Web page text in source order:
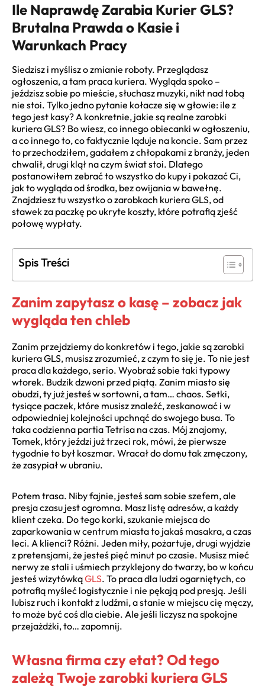
Ile Naprawdę Zarabia Kurier GLS?
Brutalna Prawda o Kasie i
Warunkach Pracy
Siedzisz i myślisz o zmianie roboty. Przeglądasz
ogłoszenia, a tam praca kuriera. Wygląda spoko –
jeździsz sobie po mieście, słuchasz muzyki, nikt nad tobą
nie stoi. Tylko jedno pytanie kołacze się w głowie: ile z
tego jest kasy? A konkretnie, jakie są realne zarobki
kuriera GLS? Bo wiesz, co innego obiecanki w ogłoszeniu,
a co innego to, co faktycznie ląduje na koncie. Sam przez
to przechodziłem, gadałem z chłopakami z branży, jeden
chwalił, drugi klął na czym świat stoi. Dlatego
postanowiłem zebrać to wszystko do kupy i pokazać Ci,
jak to wygląda od środka, bez owijania w bawełnę.
Znajdziesz tu wszystko o zarobkach kuriera GLS, od
stawek za paczkę po ukryte koszty, które potrafią zjeść
połowę wypłaty.
Spis Treści
Zanim zapytasz o kasę – zobacz jak
wygląda ten chleb
Zanim przejdziemy do konkretów i tego, jakie są zarobki
kuriera GLS, musisz zrozumieć, z czym to się je. To nie jest
praca dla każdego, serio. Wyobraź sobie taki typowy
wtorek. Budzik dzwoni przed piątą. Zanim miasto się
obudzi, ty już jesteś w sortowni, a tam… chaos. Setki,
tysiące paczek, które musisz znaleźć, zeskanować i w
odpowiedniej kolejności upchnąć do swojego busa. To
taka codzienna partia Tetrisa na czas. Mój znajomy,
Tomek, który jeździ już trzeci rok, mówi, że pierwsze
tygodnie to był koszmar. Wracał do domu tak zmęczony,
że zasypiał w ubraniu.
Potem trasa. Niby fajnie, jesteś sam sobie szefem, ale
presja czasu jest ogromna. Masz listę adresów, a każdy
klient czeka. Do tego korki, szukanie miejsca do
zaparkowania w centrum miasta to jakaś masakra, a czas
leci. A klienci? Różni. Jeden miły, pożartuje, drugi wyjdzie
z pretensjami, że jesteś pięć minut po czasie. Musisz mieć
nerwy ze stali i uśmiech przyklejony do twarzy, bo w końcu
jesteś wizytówkąGLS. To praca dla ludzi ogarniętych, co
potrafią myśleć logistycznie i nie pękają pod presją. Jeśli
lubisz ruch i kontakt z ludźmi, a stanie w miejscu cię męczy,
to może być coś dla ciebie. Ale jeśli liczysz na spokojne
przejażdżki, to… zapomnij.
Własna firma czy etat? Od tego
zależą Twoje zarobki kuriera GLS